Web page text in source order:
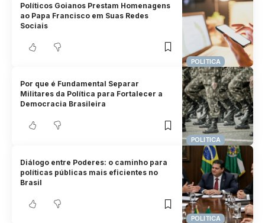
POLITICA
Políticos Goianos Prestam Homenagens
ao Papa Francisco em Suas Redes
Sociais
POLITICA
Por que é Fundamental Separar
Militares da Política para Fortalecer a
Democracia Brasileira
POLITICA
Diálogo entre Poderes: o caminho para
políticas públicas mais eficientes no
Brasil